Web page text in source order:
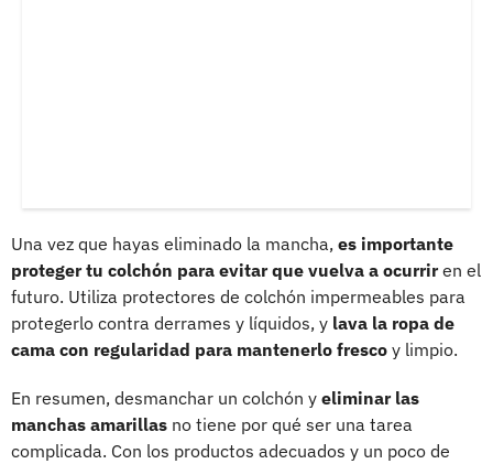
Una vez que hayas eliminado la mancha, es importante
proteger tu colchón para evitar que vuelva a ocurriren el
futuro. Utiliza protectores de colchón impermeables para
protegerlo contra derrames y líquidos, y lava la ropa de
cama con regularidad para mantenerlo fresco y limpio.
En resumen, desmanchar un colchón y eliminar las
manchas amarillas no tiene por qué ser una tarea
complicada. Con los productos adecuados y un poco de